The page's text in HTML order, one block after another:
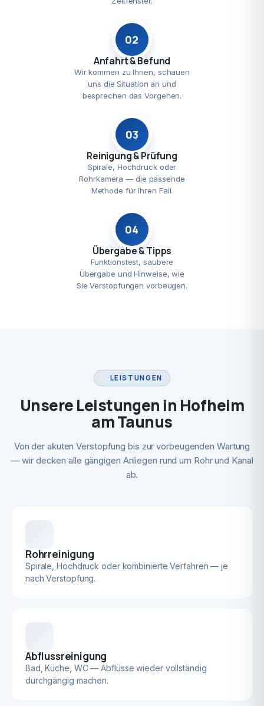
02
Anfahrt & Befund
Wir kommen zu Ihnen, schauen
uns die Situation an und
besprechen das Vorgehen.
03
Reinigung & Prüfung
Spirale, Hochdruck oder
Rohrkamera — die passende
Methode für Ihren Fall.
04
Übergabe & Tipps
Funktionstest, saubere
Übergabe und Hinweise, wie
Sie Verstopfungen vorbeugen.
LEISTUNGEN
Unsere Leistungen in Hofheim
am Taunus
Von der akuten Verstopfung bis zur vorbeugenden Wartung
— wir decken alle gängigen Anliegen rund um Rohr und Kanal
ab.
Rohrreinigung
Spirale, Hochdruck oder kombinierte Verfahren — je
nach Verstopfung.
Abflussreinigung
Bad, Küche, WC — Abflüsse wieder vollständig
durchgängig machen.